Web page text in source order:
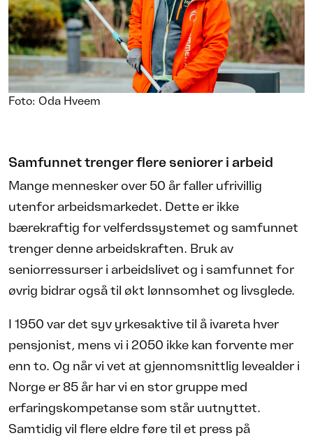
Foto: Oda Hveem
Samfunnet trenger flere seniorer i arbeid
Mange mennesker over 50 år faller ufrivillig
utenfor arbeidsmarkedet. Dette er ikke
bærekraftig for velferdssystemet og samfunnet
trenger denne arbeidskraften. Bruk av
seniorressurser i arbeidslivet og i samfunnet for
øvrig bidrar også til økt lønnsomhet og livsglede.
I 1950 var det syv yrkesaktive til å ivareta hver
pensjonist, mens vi i 2050 ikke kan forvente mer
enn to. Og når vi vet at gjennomsnittlig levealder i
Norge er 85 år har vi en stor gruppe med
erfaringskompetanse som står uutnyttet.
Samtidig vil flere eldre føre til et press på